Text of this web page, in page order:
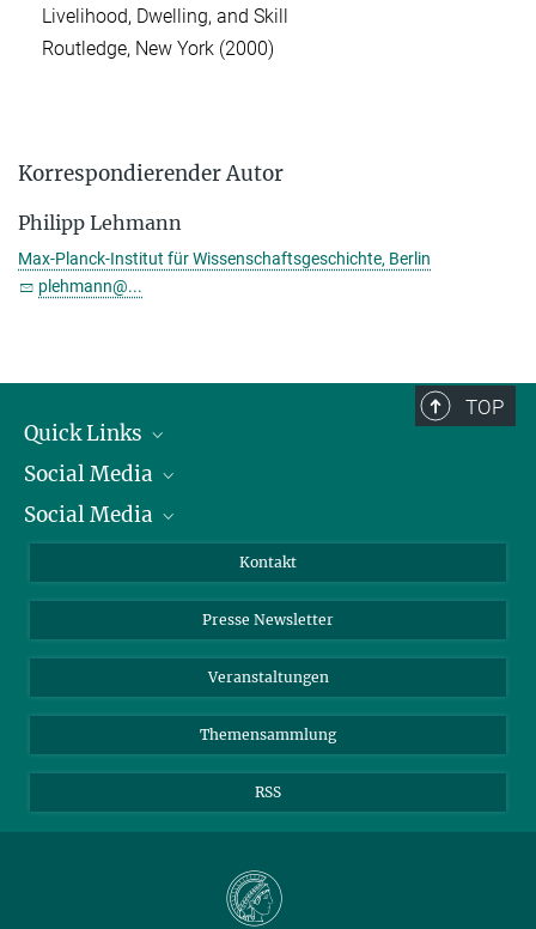
Livelihood, Dwelling, and Skill
Routledge, New York (2000)
Korrespondierender Autor
Philipp Lehmann
Max-Planck-Institut für Wissenschaftsgeschichte, Berlin
plehmann@...
TOP
Quick Links
Präsident
Zahlen und Fakten
Social Media
Bluesky
TikTok
Social Media
Instagram
YouTube
Kontakt
Presse Newsletter
Veranstaltungen
Themensammlung
RSS